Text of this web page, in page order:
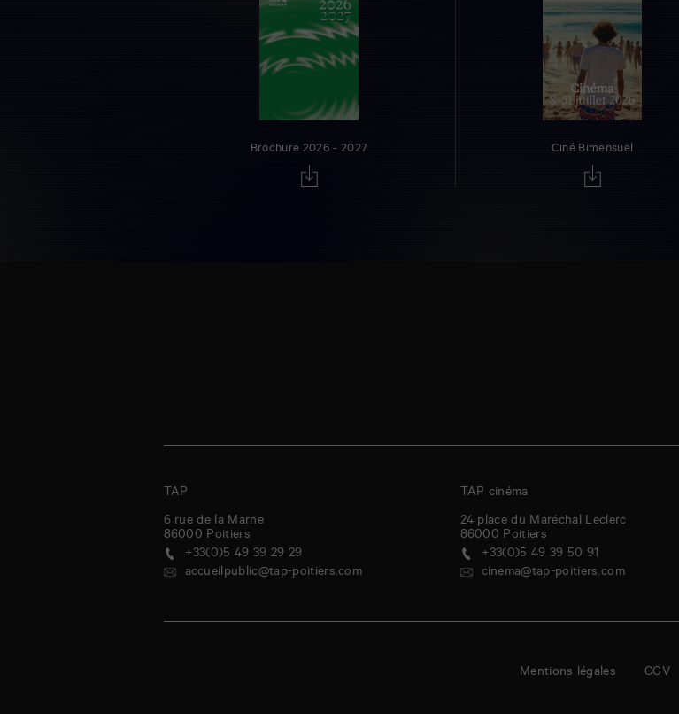
Brochure 2026 - 2027 Ciné Bimensuel
TAP
6 rue de la Marne
86000 Poitiers
+33(0)5 49 39 29 29
accueilpublic@tap-poitiers.com
TAP cinéma
24 place du Maréchal Leclerc
86000 Poitiers
+33(0)5 49 39 50 91
cinema@tap-poitiers.com
Mentions légales CGV